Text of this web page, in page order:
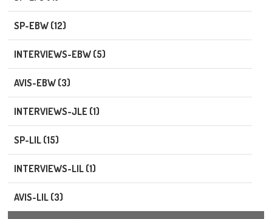
SP-EBW (12)
INTERVIEWS-EBW (5)
AVIS-EBW (3)
INTERVIEWS-JLE (1)
SP-LIL (15)
INTERVIEWS-LIL (1)
AVIS-LIL (3)